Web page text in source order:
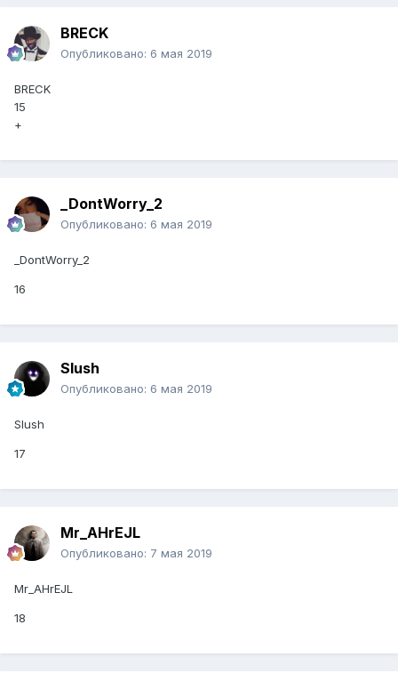
BRECK
Опубликовано: 6 мая 2019
BRECK
15
+
_DontWorry_2
Опубликовано: 6 мая 2019
_DontWorry_2
16
Slush
Опубликовано: 6 мая 2019
Slush
17
Mr_AHrEJL
Опубликовано: 7 мая 2019
Mr_AHrEJL
18